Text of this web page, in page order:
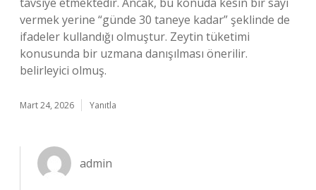
vermek yerine “günde 30 taneye kadar” şeklinde de
ifadeler kullandığı olmuştur. Zeytin tüketimi
konusunda bir uzmana danışılması önerilir.
belirleyici olmuş.
Mart 24, 2026 Yanıtla
admin